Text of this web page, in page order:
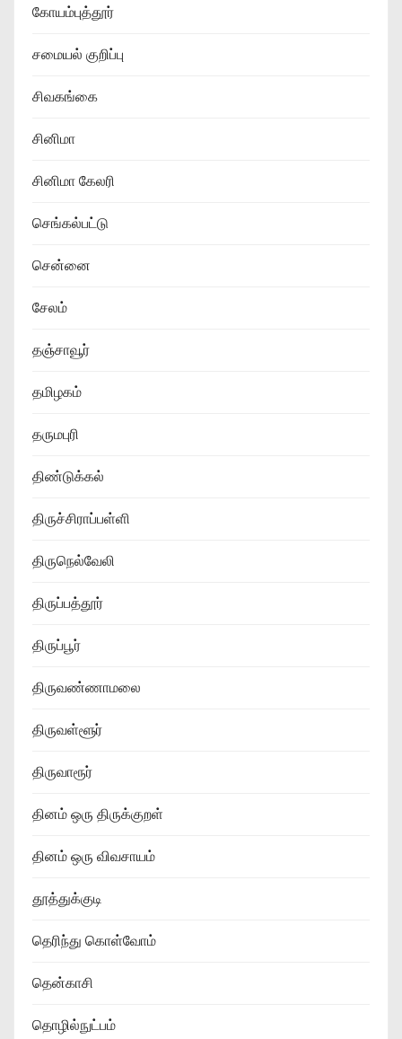
கோயம்புத்தூர்
சமையல் குறிப்பு
சிவகங்கை
சினிமா
சினிமா கேலரி
செங்கல்பட்டு
சென்னை
சேலம்
தஞ்சாவூர்
தமிழகம்
தருமபுரி
திண்டுக்கல்
திருச்சிராப்பள்ளி
திருநெல்வேலி
திருப்பத்தூர்
திருப்பூர்
திருவண்ணாமலை
திருவள்ளூர்
திருவாரூர்
தினம் ஒரு திருக்குறள்
தினம் ஒரு விவசாயம்
தூத்துக்குடி
தெரிந்து கொள்வோம்
தென்காசி
தொழில்நுட்பம்